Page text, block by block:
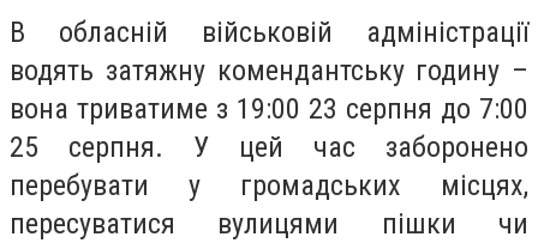
В обласній військовій адміністрації
водять затяжну комендантську годину –
вона триватиме з 19:00 23 серпня до 7:00
25 серпня. У цей час заборонено
перебувати у громадських місцях,
пересуватися вулицями пішки чи